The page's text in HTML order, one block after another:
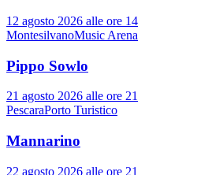
12 agosto 2026 alle ore 14
MontesilvanoMusic Arena
Pippo Sowlo
21 agosto 2026 alle ore 21
PescaraPorto Turistico
Mannarino
22 agosto 2026 alle ore 21